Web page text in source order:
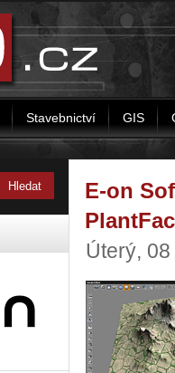
Stavebnictví GIS
E-on
Úterý,